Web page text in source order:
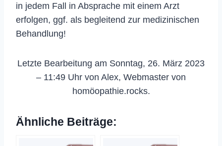
in jedem Fall in Absprache mit einem Arzt
erfolgen, ggf. als begleitend zur medizinischen
Behandlung!
Letzte Bearbeitung am Sonntag, 26. März 2023
– 11:49 Uhr von Alex, Webmaster von
homöopathie.rocks.
Ähnliche Beiträge: